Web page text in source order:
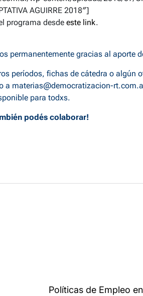
AGUIRRE 2018″]
programa desde este link.
permanentemente gracias al aporte
períodos, fichas de cátedra o algún
a materias@democratizacion-
para todxs.
podés colaborar!
Políticas de Empleo